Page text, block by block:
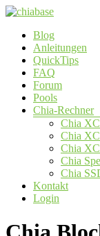
Zum
springen
chiabase
CHIA
Info-
Community
Seite
Menü
Blog
Anleitungen
QuickTips
FAQ
Forum
Pools
Chia-Rechner
Chia
Chia
Chia
Chia
Chia
Kontakt
Login